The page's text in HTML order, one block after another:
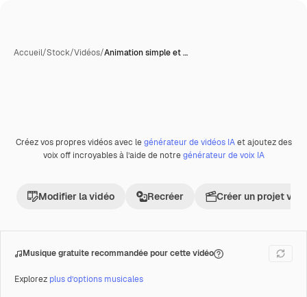
Accueil/Stock/Vidéos/Animation simple et …
Premium
Créez vos propres vidéos avec legénérateur de vidéos IAet ajoutez des
voix off incroyables à l’aide de notregénérateur de voix IA
Modifier la vidéo Recréer Créer un projet
Musique gratuite recommandée pour cette vidéo
Explorez plus d’options musicales